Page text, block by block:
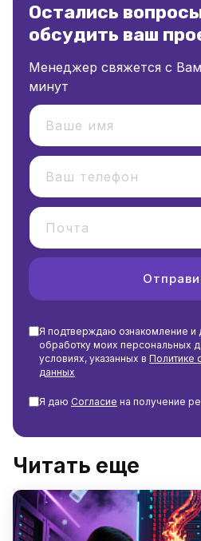
Остались
обсудить ваш
Менеджер свяжется с
минут
Я подтверждаю ознакомление и
обработку моих персональных
условиях, указанных в Политике
данных
Я даю Согласие на получение
Читать еще